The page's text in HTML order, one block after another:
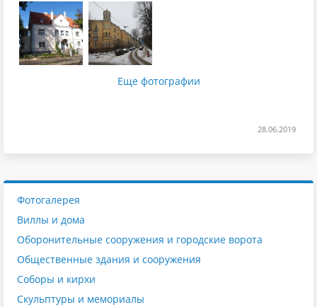
Еще фотографии
28.06.2019
Фотогалерея
Виллы и дома
Оборонительные сооружения и городские ворота
Общественные здания и сооружения
Соборы и кирхи
Скульптуры и мемориалы